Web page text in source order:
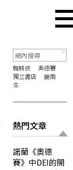
蜘蛛俠
奧德賽
獨立書店
施南
生
熱門文章
諾蘭《奧德
賽》中DEI的開